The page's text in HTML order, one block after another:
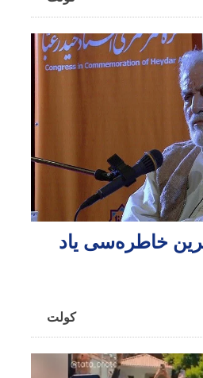
خاطره‌سی یاد
کولت